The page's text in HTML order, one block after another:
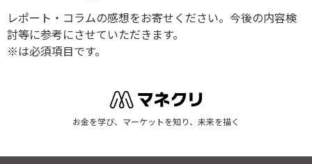
レポート・コラムの感想をお寄せください。今後の内容検
討等に参考にさせていただきます。
※は必須項目です。
お金を学び、マーケットを知り、未来を描く